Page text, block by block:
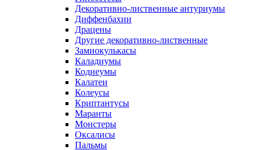
Декоративно-лиственные антуриумы
Диффенбахии
Драцены
Другие декоративно-лиственные
Замиокулькасы
Каладиумы
Кодиеумы
Калатеи
Колеусы
Криптантусы
Маранты
Монстеры
Оксалисы
Пальмы